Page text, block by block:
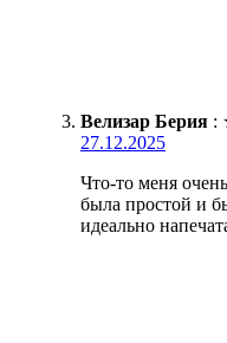
Велизар Берия :
27.12.2025
Что-то меня
была простой и
идеально